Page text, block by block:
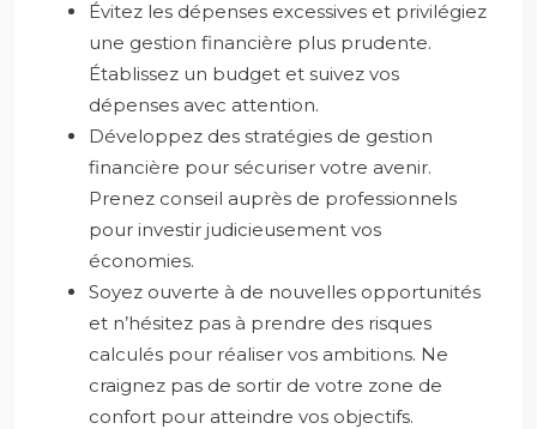
Évitez les dépenses excessives et privilégiez
une gestion financière plus prudente.
Établissez un budget et suivez vos
dépenses avec attention.
Développez des stratégies de gestion
financière pour sécuriser votre avenir.
Prenez conseil auprès de professionnels
pour investir judicieusement vos
économies.
Soyez ouverte à de nouvelles opportunités
et n’hésitez pas à prendre des risques
calculés pour réaliser vos ambitions. Ne
craignez pas de sortir de votre zone de
confort pour atteindre vos objectifs.